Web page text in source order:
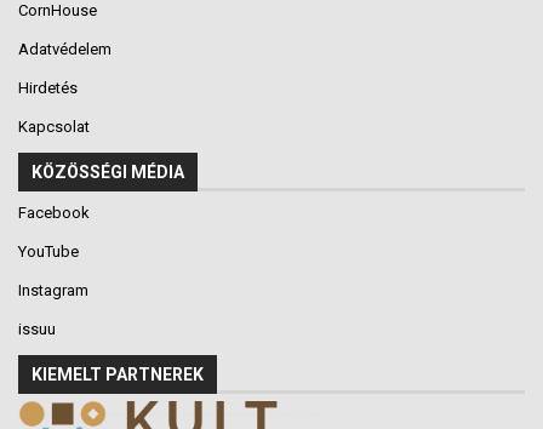
CornHouse
Adatvédelem
Hirdetés
Kapcsolat
KÖZÖSSÉGI MÉDIA
Facebook
YouTube
Instagram
issuu
KIEMELT PARTNEREK